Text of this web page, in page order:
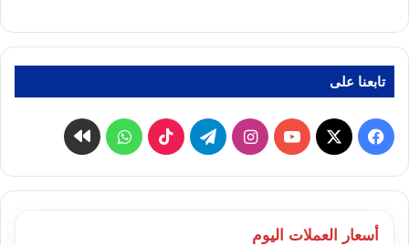
تابعنا على
فيسبوك
‫X
‫YouTubeانستقرامتيلقرام ‫TikTokواتسابكواى
أسعار العملات اليوم